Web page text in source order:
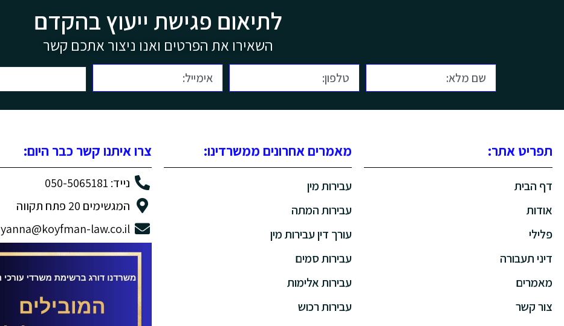
לתיאום פגישת ייעוץ בהקדם
השאירו את הפרטים ואנו ניצור אתכם קשר
תפריט אתר:
דף הבית
אודות
פלילי
דיני תעבורה
מאמרים
צור קשר
מאמרים אחרונים ממשרדינו:
עבירות מין
עבירות המתה
עורך דין עבירות מין
עבירות סמים
עבירות אלימות
עבירות רכוש
צרו איתנו קשר כבר היום:
נייד: 050-5065181
המגשימים 20 פתח תקווה
yanna@koyfman-law.co.il